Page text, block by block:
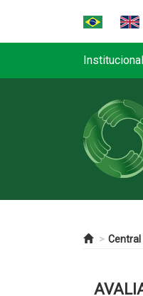
Institucional
Central